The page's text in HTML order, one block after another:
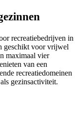
recreatiebedrijven in
geschikt voor vrijwel
maximaal vier
van een
recreatiedomeinen
gezinsactiviteit.